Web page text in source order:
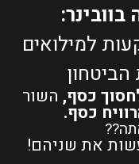
בוובינר:
למילואים
הביטחון
כסף, השור
כסף.
את שניהם!